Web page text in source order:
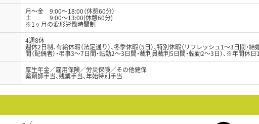
月～金 9:00～18:00（休憩60分）
土 9:00～13:00(休憩60分)
※1ヶ月の変形労働時間制
4週8休
週休2日制、有給休暇（法定通り）、冬季休暇（5日）、特別休暇（リフレッシュ1～3日間・結
間（配偶者）・弔事3～7日間・転勤2～3日間・裁判員裁判5日間・転勤2～3日）、※年間休日
厚生年金／雇用保険／労災保険／その他健保
薬剤師手当、残業手当、年始特別手当